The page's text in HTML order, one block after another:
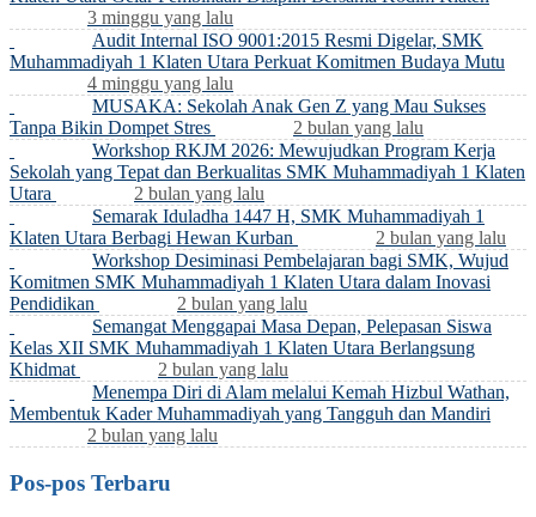
3 minggu yang lalu
Audit Internal ISO 9001:2015 Resmi Digelar, SMK
Muhammadiyah 1 Klaten Utara Perkuat Komitmen Budaya Mutu
4 minggu yang lalu
MUSAKA: Sekolah Anak Gen Z yang Mau Sukses
Tanpa Bikin Dompet Stres
2 bulan yang lalu
Workshop RKJM 2026: Mewujudkan Program Kerja
Sekolah yang Tepat dan Berkualitas SMK Muhammadiyah 1 Klaten
Utara
2 bulan yang lalu
Semarak Iduladha 1447 H, SMK Muhammadiyah 1
Klaten Utara Berbagi Hewan Kurban
2 bulan yang lalu
Workshop Desiminasi Pembelajaran bagi SMK, Wujud
Komitmen SMK Muhammadiyah 1 Klaten Utara dalam Inovasi
Pendidikan
2 bulan yang lalu
Semangat Menggapai Masa Depan, Pelepasan Siswa
Kelas XII SMK Muhammadiyah 1 Klaten Utara Berlangsung
Khidmat
2 bulan yang lalu
Menempa Diri di Alam melalui Kemah Hizbul Wathan,
Membentuk Kader Muhammadiyah yang Tangguh dan Mandiri
2 bulan yang lalu
Pos-pos Terbaru